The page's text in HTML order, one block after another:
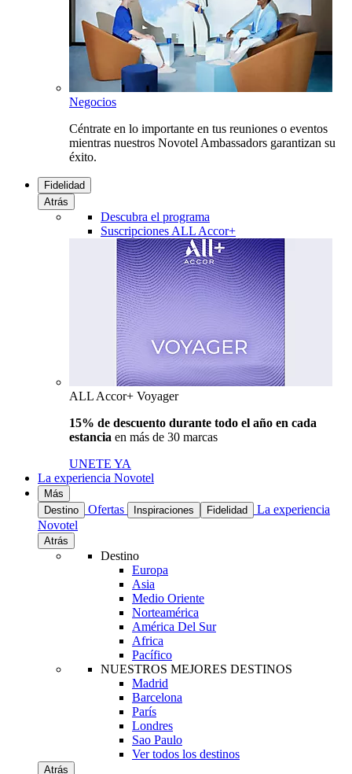
Negocios
Céntrate en lo importante en tus reuniones o eventos
mientras nuestros Novotel Ambassadors garantizan su
éxito.
Fidelidad
Atrás
Descubra el programa
Suscripciones ALL Accor+
ALL Accor+ Voyager
15% de descuento durante todo el año en cada
estancia en más de 30 marcas
UNETE YA
La experiencia Novotel
Más
Destino
Ofertas Inspiraciones Fidelidad
La experiencia
Novotel
Atrás
Destino
Europa
Asia
Medio Oriente
Norteamérica
América Del Sur
Africa
Pacífico
NUESTROS MEJORES DESTINOS
Madrid
Barcelona
París
Londres
Sao Paulo
Ver todos los destinos
Atrás